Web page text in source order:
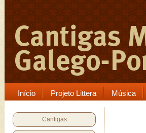
Início Projeto Littera Música
Cantigas